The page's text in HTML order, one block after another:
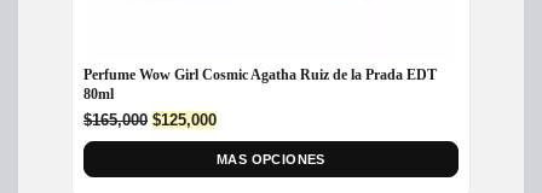
Perfume Wow Girl Cosmic Agatha Ruiz de la Prada EDT
80ml
$165,000 Original
price
$165,000.
$125,000Current
price
is:
$125,000.
MAS OPCIONES